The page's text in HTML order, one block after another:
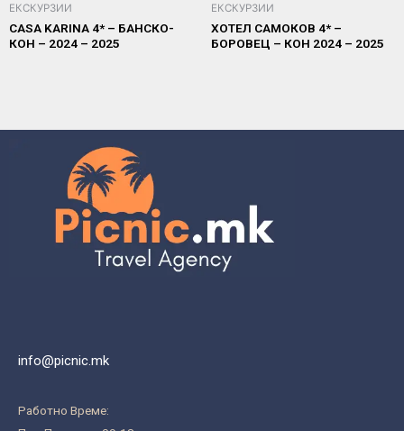
ЕКСКУРЗИИ
CASA KARINA 4* – БАНСКО-
КОН – 2024 – 2025
ЕКСКУРЗИИ
ХОТЕЛ САМОКОВ 4* –
БОРОВЕЦ – КОН 2024 – 2025
info@picnic.mk
Работно Време: